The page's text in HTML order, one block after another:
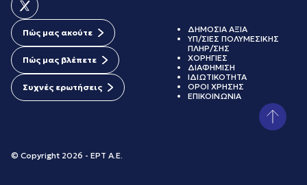
Πώς μας ακούτε
Πώς μας βλέπετε
Συχνές ερωτήσεις
© Copyright 2026 - ΕΡΤ Α.Ε.
ΔΗΜΟΣΙΑ ΑΞΙΑ
ΥΠ/ΣΙΕΣ ΠΟΛΥΜΕΣΙΚΗΣ
ΠΛΗΡ/ΣΗΣ
ΧΟΡΗΓΙΕΣ
ΔΙΑΦΗΜΙΣΗ
ΙΔΙΩΤΙΚΟΤΗΤΑ
ΟΡΟΙ ΧΡΗΣΗΣ
ΕΠΙΚΟΙΝΩΝΙΑ